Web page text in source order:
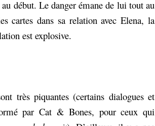
début. Le danger émane de lui tout au
cartes dans sa relation avec Elena, la
est explosive.
très piquantes (certains dialogues et
par Cat & Bones, pour ceux qui